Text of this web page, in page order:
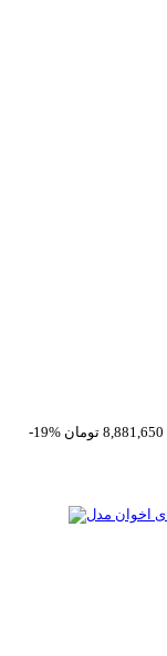
-19%
8,881,650 تومان